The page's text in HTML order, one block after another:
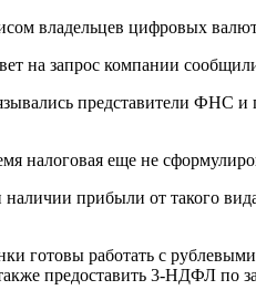
владельцев цифровых
на запрос компании
представители ФНС и
налоговая еще не
прибыли от такого
готовы работать с
предоставить 3-НДФЛ по